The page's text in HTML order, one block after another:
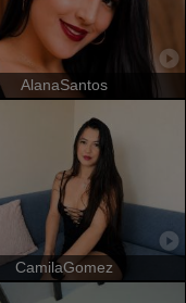
AlanaSantos
CamilaGomez